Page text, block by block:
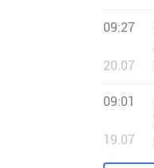
09:27
20.07
09:01
19.07